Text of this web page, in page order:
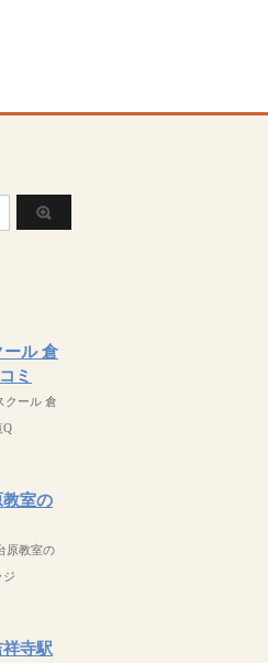
ール 倉
ミ
クール 倉
Q
室の
原教室の
ジ
寺駅